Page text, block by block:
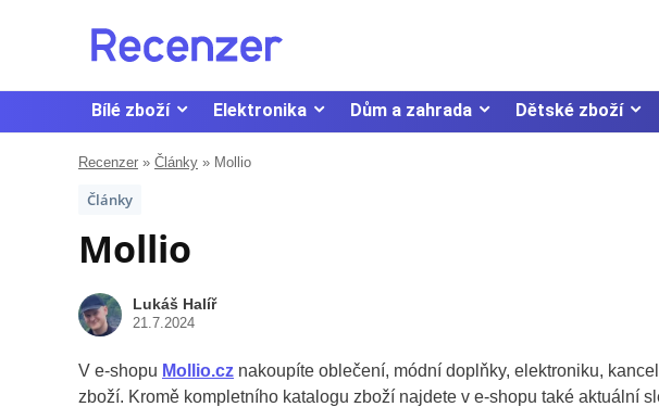
Bílé zboží Elektronika Dům a zahrada Dětské zboží
Recenzer » Články » Mollio
Články
Mollio
Lukáš Halíř
21.7.2024
V e-shopu Mollio.cz nakoupíte oblečení, módní doplňky, elektroniku,
zboží. Kromě kompletního katalogu zboží najdete v e-shopu také aktuální